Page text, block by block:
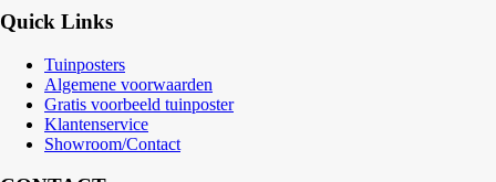
Quick Links
Tuinposters
Algemene voorwaarden
Gratis voorbeeld tuinposter
Klantenservice
Showroom/Contact